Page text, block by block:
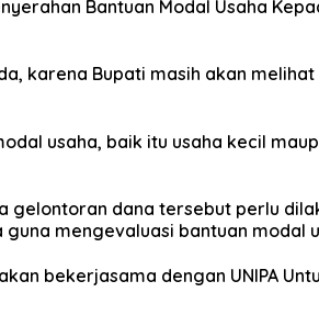
Bantuan Modal Usaha
karena Bupati masih akan
usaha, baik itu usaha kecil
gelontoran dana tersebut perlu
mengevaluasi bantuan modal
bekerjasama dengan UNIPA